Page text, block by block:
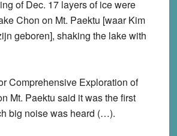
of Dec. 17 layers of ice were
Chon on Mt. Paektu [waar Kim
geboren], shaking the lake with
Comprehensive Exploration of
Mt. Paektu said it was the first
big noise was heard (…).